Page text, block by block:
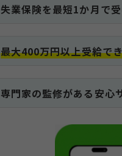
失業保険を最短1か月で受
最大400万円以上受給で
専門家の監修がある安心